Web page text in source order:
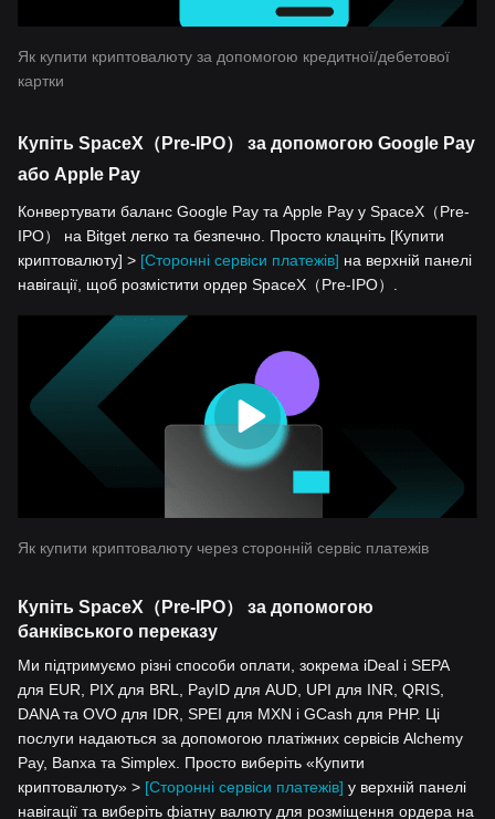
Як купити криптовалюту за допомогою кредитної/дебетової
картки
Купіть SpaceX（Pre-IPO） за допомогою Google Pay
або Apple Pay
Конвертувати баланс Google Pay та Apple Pay у SpaceX（Pre-
IPO） на Bitget легко та безпечно. Просто клацніть [Купити
криптовалюту] > [Сторонні сервіси платежів] на верхній панелі
навігації, щоб розмістити ордер SpaceX（Pre-IPO）.
Як купити криптовалюту через сторонній сервіс платежів
Купіть SpaceX（Pre-IPO） за допомогою
банківського переказу
Ми підтримуємо різні способи оплати, зокрема iDeal і SEPA
для EUR, PIX для BRL, PayID для AUD, UPI для INR, QRIS,
DANA та OVO для IDR, SPEI для MXN і GCash для PHP. Ці
послуги надаються за допомогою платіжних сервісів Alchemy
Pay, Banxa та Simplex. Просто виберіть «Купити
криптовалюту» > [Сторонні сервіси платежів] у верхній панелі
навігації та виберіть фіатну валюту для розміщення ордера на